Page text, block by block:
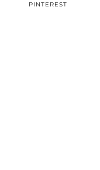
PINTEREST